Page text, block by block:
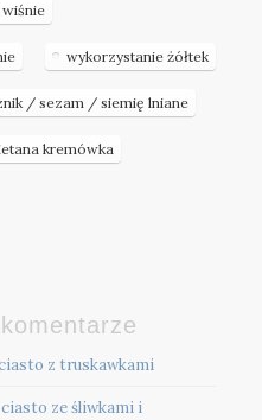
wiśnie
wykorzystanie żółtek
/ sezam / siemię lniane
kremówka
z truskawkami
ze śliwkami i